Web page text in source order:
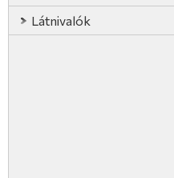
Látnivalók